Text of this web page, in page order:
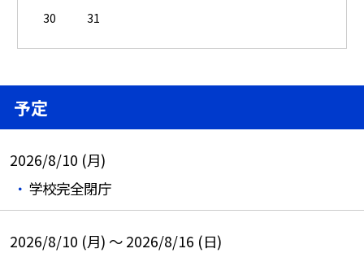
30
31
予定
2026/8/10 (月)
学校完全閉庁
2026/8/10 (月) ～ 2026/8/16 (日)